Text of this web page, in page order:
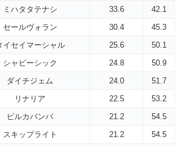
ミハタタテナシ 33.6
42.1
セールヴォラン 30.4
45.3
イセイマーシャル 25.6
50.1
シャビーシック 24.8
50.9
ダイチジェム 24.0
51.7
リナリア 22.5
53.2
ビルカバンバ 21.2
54.5
スキップライト 21.2 54.5